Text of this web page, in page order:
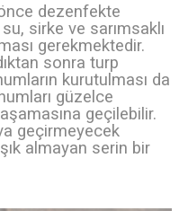
dezenfekte
sirke ve sarımsaklı
gerekmektedir.
sonra turp
kurutulması da
güzelce
geçilebilir.
geçirmeyecek
almayan serin bir